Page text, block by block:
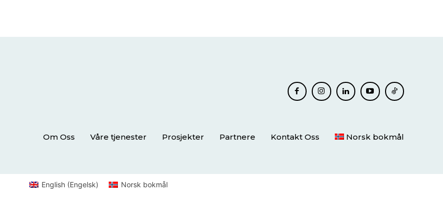
Om Oss Våre tjenester Prosjekter Partnere Kontakt Oss Norsk bokmål
English (Engelsk) Norsk bokmål